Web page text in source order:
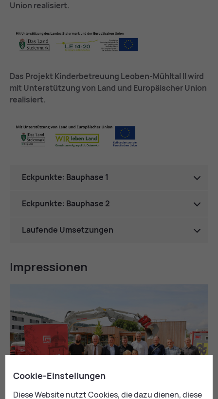
Union realisiert.
Das Projekt Kinderbetreuung Leoben-Mühltal II wird
mit Unterstützung von Land und Europäischer Union
realisiert.
Eckpunkte: Bauphase 1
Eckpunkte: Bauphase 2
Laufende Umsetzungen
Im­pres­sio­nen
Cookie-Einstellungen
Diese Website nutzt Cookies, die dazu dienen, diese